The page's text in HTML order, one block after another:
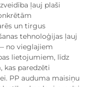
ļauj plaši
un tirgus
tehnoloģijas ļauj
no vieglajiem
lietojumiem, līdz
kas paredzēti
PP auduma maisiņu